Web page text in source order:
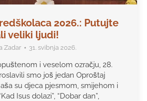
2026.: Putujte
veliki ljudi!
Zadar 31. svibnja 2026.
i veselom ozračju, 28.
smo još jedan Oproštaj
su djeca pjesmom, smijehom i
Isus dolazi”, “Dobar dan”,